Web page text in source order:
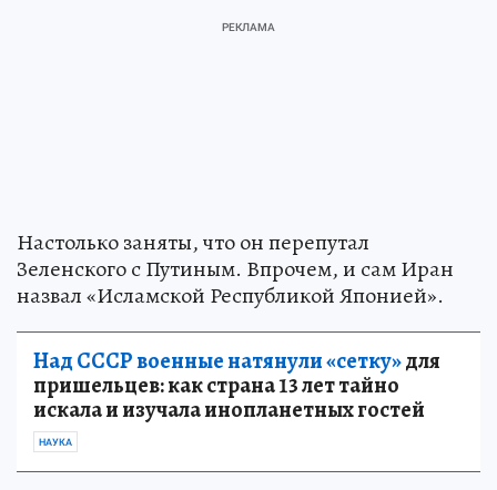
Настолько заняты, что он перепутал
Зеленского с Путиным. Впрочем, и сам Иран
назвал «Исламской Республикой Японией».
Над СССР военные натянули «сетку»для
пришельцев: как страна 13 лет тайно
искала и изучала инопланетных гостей
НАУКА